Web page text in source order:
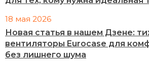
18 мая 2026
Новая статья в нашем Дзене:
вентиляторы Eurocase для
без лишнего шума